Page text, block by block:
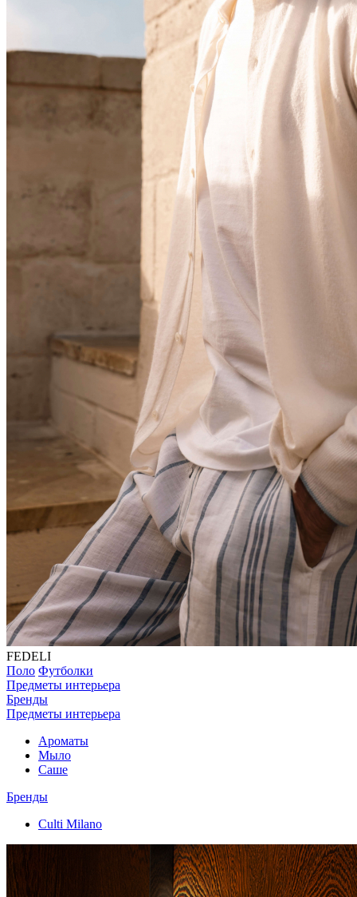
FEDELI
Поло Футболки
Предметы интерьера
Бренды
Предметы интерьера
Ароматы
Мыло
Саше
Бренды
Culti Milano